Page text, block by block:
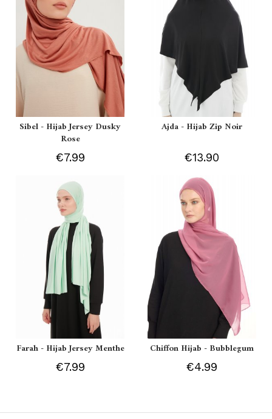
Sibel - Hijab Jersey Dusky
Rose
€7.99
Ajda - Hijab Zip Noir
€13.90
Farah - Hijab Jersey Menthe
€7.99
Chiffon Hijab - Bubblegum
€4.99